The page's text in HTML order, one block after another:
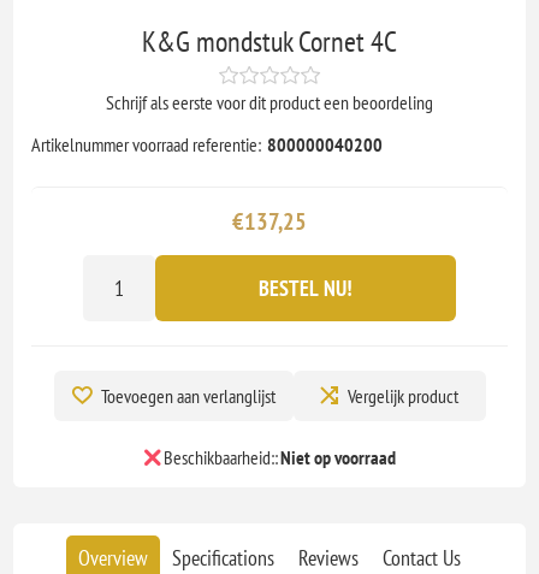
K&G mondstuk Cornet 4C
Schrijf als eerste voor dit product een beoordeling
Artikelnummer voorraad referentie: 800000040200
€137,25
BESTEL NU!
Toevoegen aan verlanglijst Vergelijk product
Beschikbaarheid::Niet op voorraad
Overview Specifications Reviews Contact Us